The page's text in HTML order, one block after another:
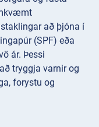
að þjóna í
(SPF) eða
ár. Þessi
tryggja varnir og
forystu og